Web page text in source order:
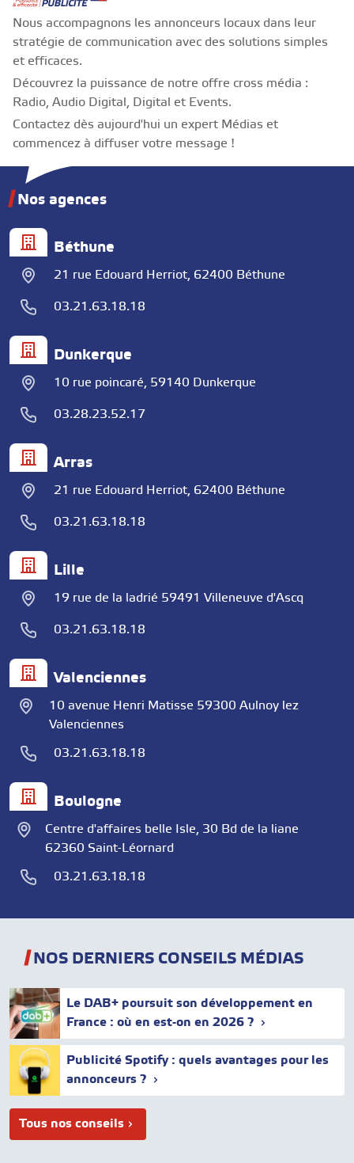
Nous accompagnons les annonceurs locaux dans leur
stratégie de communication avec des solutions simples
et efficaces.
Découvrez la puissance de notre offre cross média :
Radio, Audio Digital, Digital et Events.
Contactez dès aujourd'hui un expert Médias et
commencez à diffuser votre message !
Nos agences
Béthune
21 rue Edouard Herriot, 62400 Béthune
03.21.63.18.18
Dunkerque
10 rue poincaré, 59140 Dunkerque
03.28.23.52.17
Arras
21 rue Edouard Herriot, 62400 Béthune
03.21.63.18.18
Lille
19 rue de la ladrié 59491 Villeneuve d'Ascq
03.21.63.18.18
Valenciennes
10 avenue Henri Matisse 59300 Aulnoy lez
Valenciennes
03.21.63.18.18
Boulogne
Centre d'affaires belle Isle, 30 Bd de la liane
62360 Saint-Léornard
03.21.63.18.18
NOS DERNIERS CONSEILS MÉDIAS
Le DAB+ poursuit son développement en
France : où en est-on en 2026 ?
Publicité Spotify : quels avantages pour les
annonceurs ?
Tous nos conseils